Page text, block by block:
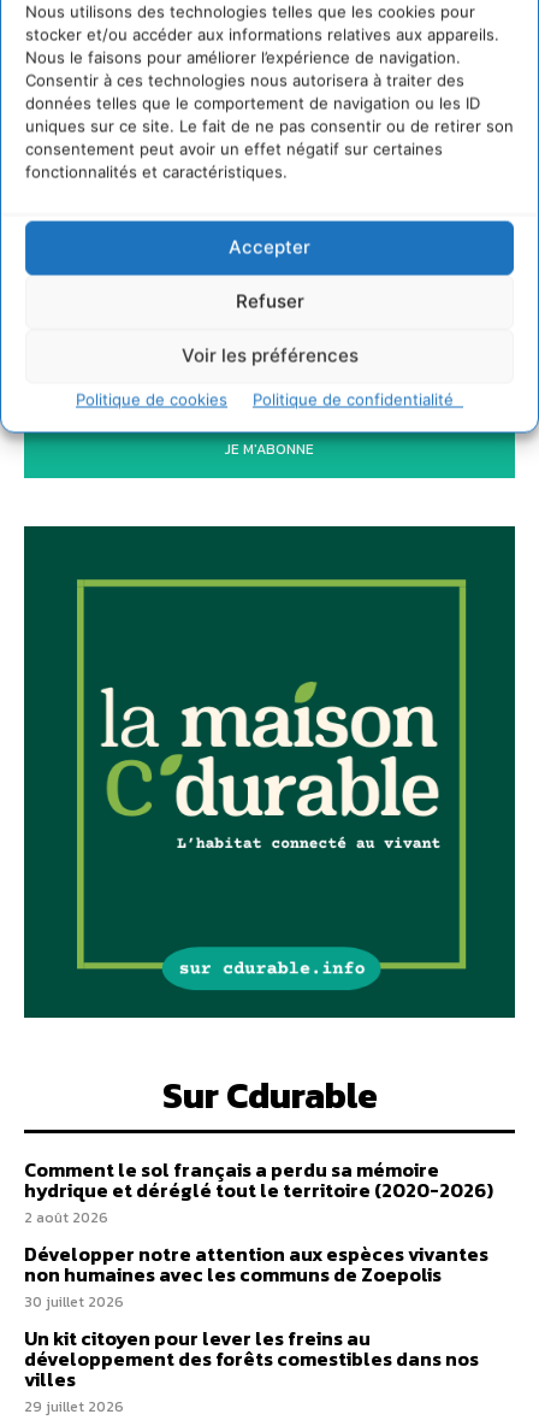
Nous utilisons des technologies telles que les cookies pour
stocker et/ou accéder aux informations relatives aux appareils.
Nous le faisons pour améliorer l’expérience de navigation.
Consentir à ces technologies nous autorisera à traiter des
données telles que le comportement de navigation ou les ID
uniques sur ce site. Le fait de ne pas consentir ou de retirer son
consentement peut avoir un effet négatif sur certaines
fonctionnalités et caractéristiques.
Accepter
Refuser
Voir les préférences
Politique de cookies Politique de confidentialité
IPBES : le « GIEC de la biodiversité » appelle les
entreprises à devenir des alliées du vivant
4 août 2026
Comment le sol français a perdu sa mémoire
hydrique et déréglé tout le territoire (2020-
2026)
2 août 2026
Newsletter
JE M'ABONNE
Sur Cdurable
Comment le sol français a perdu sa mémoire
hydrique et déréglé tout le territoire (2020-2026)
2 août 2026
Développer notre attention aux espèces vivantes
non humaines avec les communs de Zoepolis
30 juillet 2026
Un kit citoyen pour lever les freins au
développement des forêts comestibles dans nos
villes
29 juillet 2026